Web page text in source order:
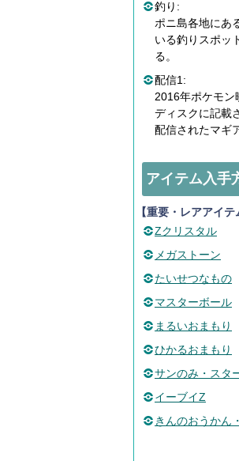
釣り:
ポニ島各地にあ
いる釣りスポッ
る。
配信1:
2016年ポケモン
ディスクに記載
配信されたマギ
アイテム入手
【重要・レアアイテ
Zクリスタル
メガストーン
たいせつなもの
マスターボール
まるいおまもり
ひかるおまもり
サンのみ・スタ
イーブイZ
きんのおうかん